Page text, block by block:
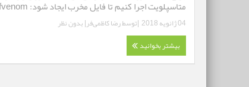
متاسپلویت اجرا کنیم تا فایل مخرب ایجاد شود: msfvenom ...
04 ژانویه 2018 |توسطرضا کاظمی‌فر|بدون نظر
بیشتر بخوانید